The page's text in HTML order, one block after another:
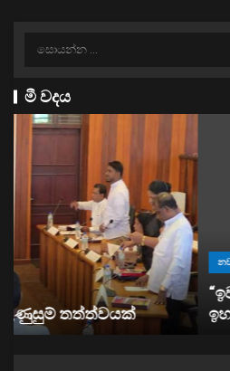
මී වදය
නවතම පුවත්
“ඉවත් වෙනු” තිබුණත්, මෙරට
ඉහළට